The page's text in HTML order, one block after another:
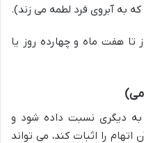
به آبروی فرد لطمه می زند).
تا هفت ماه و چهارده روز یا
دیگری نسبت داده شود و
را اثبات کند، می تواند